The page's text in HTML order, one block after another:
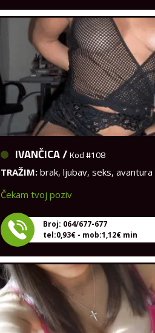
IVANČICA /
TRAŽIM:brak, ljubav, seks, avantura
tel:0,93€ - mob:1,12€ min